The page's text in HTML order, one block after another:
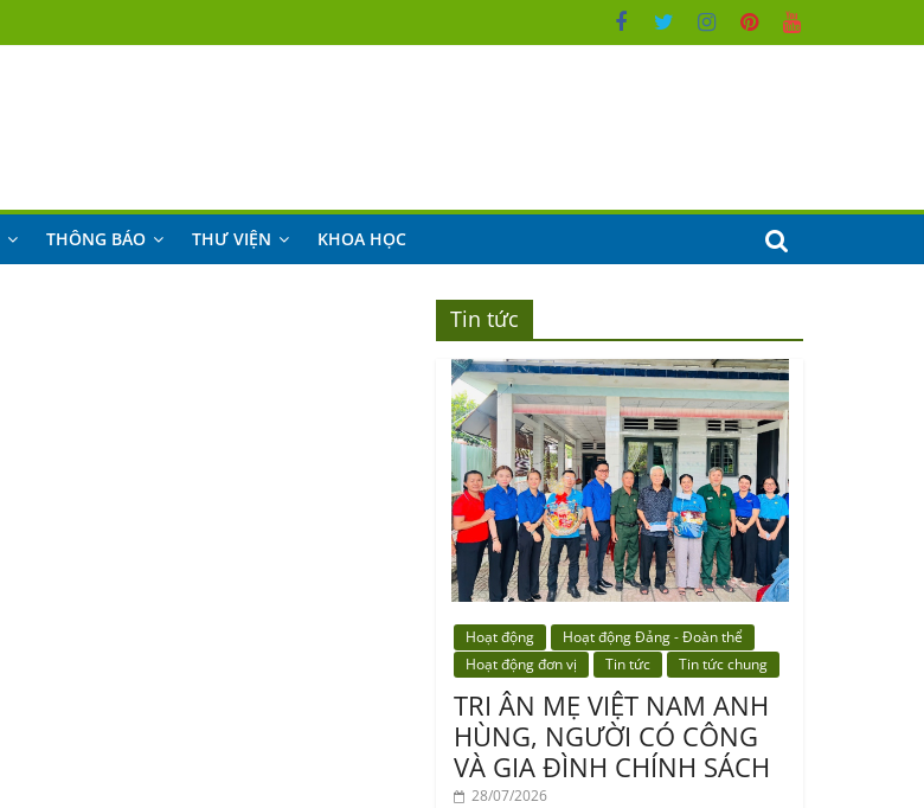
THÔNG BÁO THƯ VIỆN KHOA HỌC
Tin tức
Hoạt động
Hoạt động Đảng - Đoàn thể
Hoạt động đơn vị
Tin tức Tin tức chung
TRI ÂN MẸ VIỆT NAM ANH
HÙNG, NGƯỜI CÓ CÔNG
VÀ GIA ĐÌNH CHÍNH SÁCH
28/07/2026